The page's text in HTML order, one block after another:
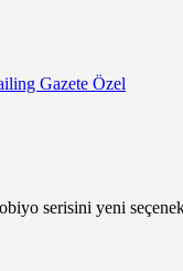
Gazete Özel
serisini yeni